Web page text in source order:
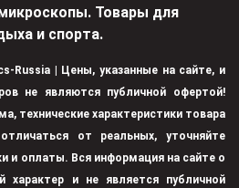
Товары для
и спорта.
Russia | Цены, указанные на сайте, и
не являются публичной офертой!
технические характеристики товара
от реальных, уточняйте
и оплаты. Вся информация на сайте о
характер и не является публичной